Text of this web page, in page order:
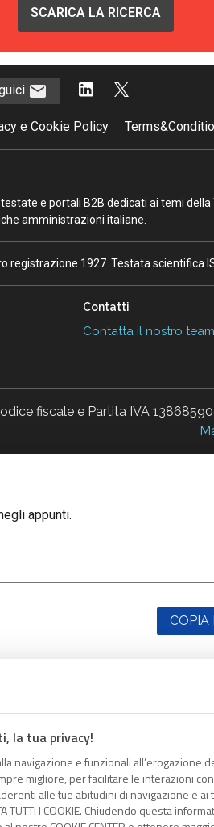
SCARICA LA RICERCA
la tua privacy!
navigazione e funzionali all’erogazione
migliore, per facilitare le interazioni
alle tue abitudini di navigazione e ai
TUTTI I COOKIE. Chiudendo questa
e Cookie Policy
e portali B2B dedicati ai temi
amministrazioni italiane.
registrazione 1927. Testata scientifica
Contatti
Contatta il nostro
fiscale e Partita IVA
appunti.
COPIA